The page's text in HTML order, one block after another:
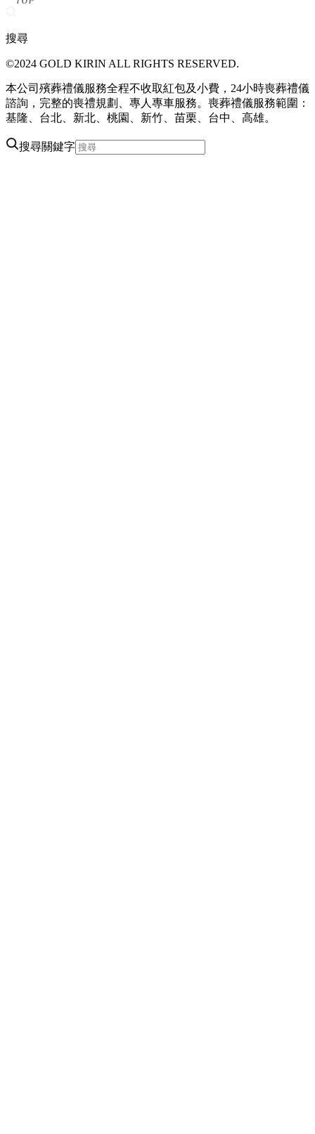
搜尋
©2024 GOLD KIRIN ALL RIGHTS RESERVED.
本公司殯葬禮儀服務全程不收取紅包及小費，24小時喪葬禮儀
諮詢，完整的喪禮規劃、專人專車服務。喪葬禮儀服務範圍：
基隆、台北、新北、桃園、新竹、苗栗、台中、高雄。
搜尋關鍵字